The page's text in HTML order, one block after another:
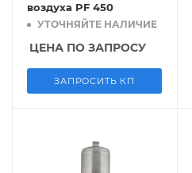
воздуха PF 450
УТОЧНЯЙТЕ НАЛИЧИЕ
ЦЕНА ПО ЗАПРОСУ
ЗАПРОСИТЬ КП